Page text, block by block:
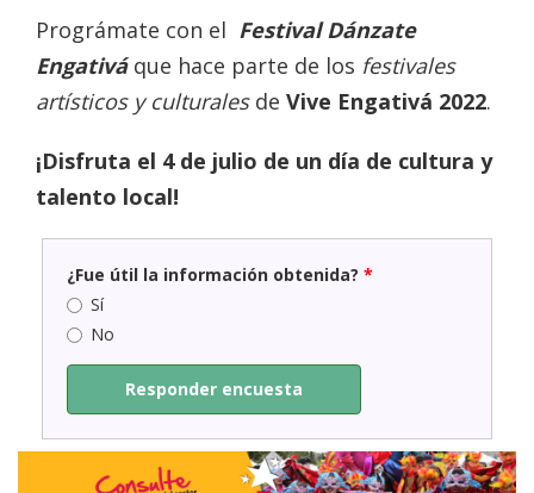
Prográmate con el Festival Dánzate
Engativá que hace parte de los festivales
artísticos y culturales de Vive Engativá 2022.
¡Disfruta el 4 de julio de un día de cultura y
talento local!
¿Fue útil la información obtenida? *
Sí
No
Responder encuesta